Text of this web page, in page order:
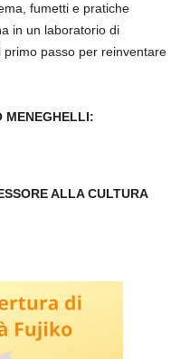
fumetti e pratiche
in un laboratorio di
primo passo per reinventare
MENEGHELLI:
ALLA CULTURA